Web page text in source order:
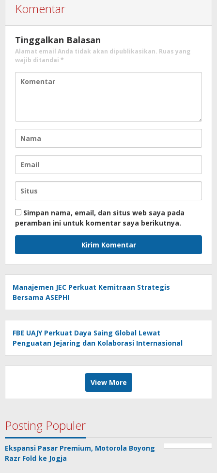
Komentar
Tinggalkan Balasan
Alamat email Anda tidak akan dipublikasikan. Ruas yang
wajib ditandai *
Simpan nama, email, dan situs web saya pada
peramban ini untuk komentar saya berikutnya.
Manajemen JEC Perkuat Kemitraan Strategis
Bersama ASEPHI
FBE UAJY Perkuat Daya Saing Global Lewat
Penguatan Jejaring dan Kolaborasi Internasional
View More
Posting Populer
Ekspansi Pasar Premium, Motorola Boyong
Razr Fold ke Jogja